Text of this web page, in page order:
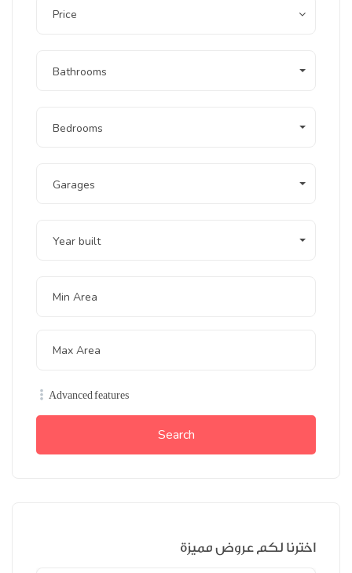
Price
Bathrooms
Bedrooms
Garages
Year built
Advanced features
Search
اخترنا لكم عروض مميزة